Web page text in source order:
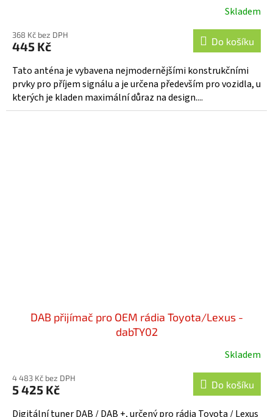
Skladem
368 Kč bez DPH
445 Kč Do košíku
Tato anténa je vybavena nejmodernějšími konstrukčními
prvky pro příjem signálu a je určena především pro vozidla, u
kterých je kladen maximální důraz na design....
DAB přijímač pro OEM rádia Toyota/Lexus -
dabTY02
produktu
je
5,0
Skladem
4 483 Kč bez DPH
5 425 Kč Do košíku
Digitální tuner DAB / DAB +, určený pro rádia Toyota / Lexus